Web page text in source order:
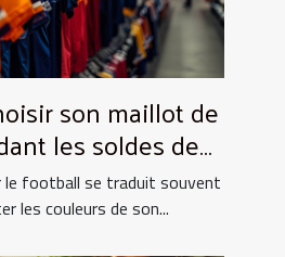
son maillot de
les soldes de
le football se traduit souvent
les couleurs de son...